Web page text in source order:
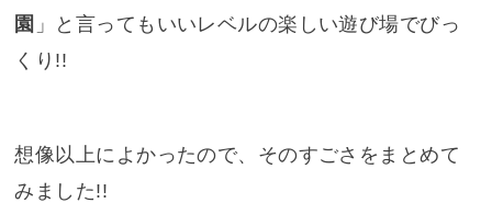
園 」と言ってもいいレベルの楽しい遊び場でびっ
くり!!
想像以上によかったので、そのすごさをまとめて
みました!!